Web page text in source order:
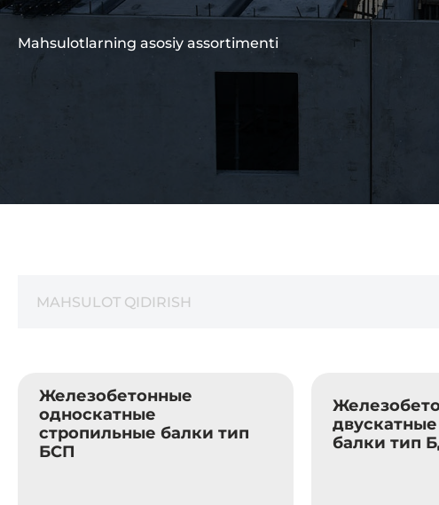
Mahsulotlarning asosiy assortimenti
Железобетонные
односкатные
стропильные балки тип
БСП
балки тип